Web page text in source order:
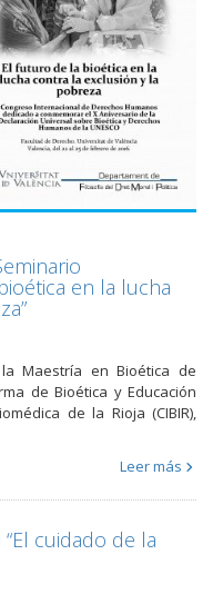
en la lucha
Maestría en Bioética de
de Bioética y Educación
de la Rioja (CIBIR),
Leer más
cuidado de la